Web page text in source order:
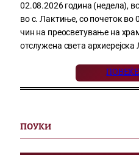
02.08.2026 година (недела),
во с. Лактиње, со почеток во
чин на преосветување на
отслужена света архиерејска
ПОУКИ